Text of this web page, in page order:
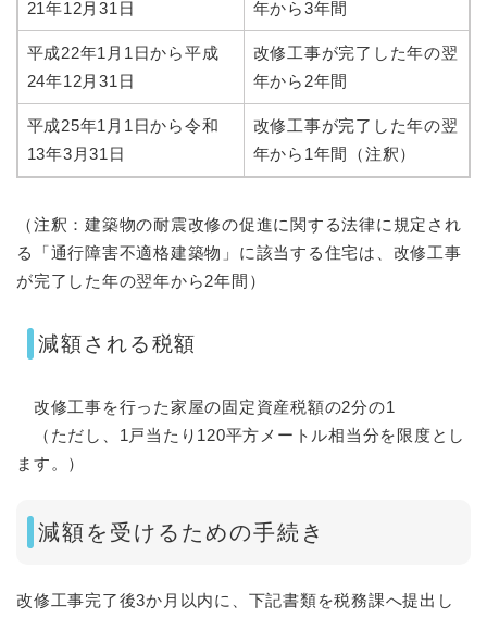
21年12月31日
年から3年間
平成22年1月1日から平成
24年12月31日
改修工事が完了した年の翌
年から2年間
平成25年1月1日から令和
13年3月31日
改修工事が完了した年の翌
年から1年間（注釈）
（注釈：建築物の耐震改修の促進に関する法律に規定され
る「通行障害不適格建築物」に該当する住宅は、改修工事
が完了した年の翌年から2年間）
減額される税額
改修工事を行った家屋の固定資産税額の2分の1
（ただし、1戸当たり120平方メートル相当分を限度とし
ます。）
減額を受けるための手続き
改修工事完了後3か月以内に、下記書類を税務課へ提出し